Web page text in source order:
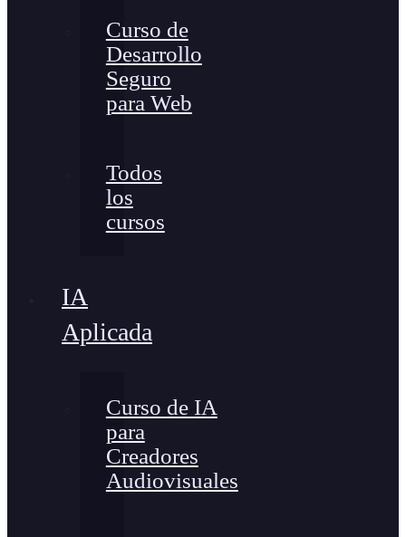
Curso de
Desarrollo
Seguro
para Web
Todos
los
cursos
IA
Aplicada
Curso de IA
para
Creadores
Audiovisuales